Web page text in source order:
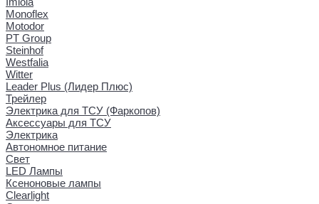
Monoflex
Motodor
PT Group
Steinhof
Westfalia
Witter
Leader Plus (Лидер Плюс)
Трейлер
Электрика для ТСУ (Фаркопов)
Аксессуары для ТСУ
Электрика
Автономное питание
Свет
LED Лампы
Ксеноновые лампы
Clearlight